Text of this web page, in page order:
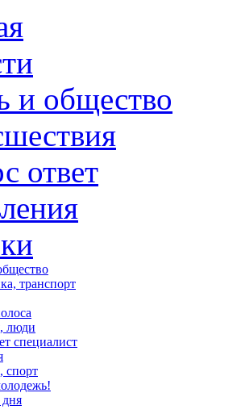
и общество
ответ
транспорт
люди
специалист
спорт
дня